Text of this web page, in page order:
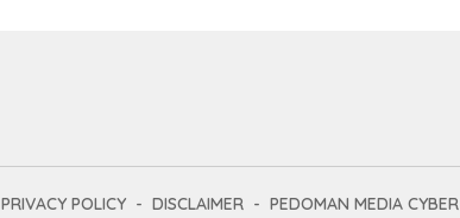
PRIVACY POLICY DISCLAIMER PEDOMAN MEDIA CYBER